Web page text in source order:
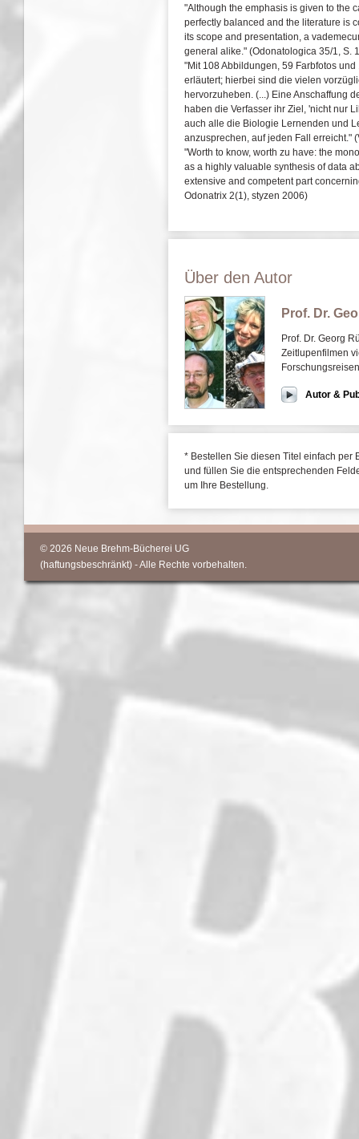
"Although the emphasis is given to the
perfectly balanced and the literature is
its scope and presentation, a
general alike." (Odonatologica 35/1, S.
"Mit 108 Abbildungen, 59 Farbfotos
erläutert; hierbei sind die vielen
hervorzuheben. (...) Eine Anschaffung
haben die Verfasser ihr Ziel, 'nicht nur
auch alle die Biologie Lernenden und
anzusprechen, auf jeden Fall erreicht."
"Worth to know, worth zu have: the
as a highly valuable synthesis of data
extensive and competent part
Odonatrix 2(1), styzen 2006)
Über den Autor
Prof. Dr.
Prof. Dr. Georg
Zeitlupenfilmen
Autor &
* Bestellen Sie diesen Titel einfach per
und füllen Sie die entsprechenden
um Ihre Bestellung.
© 2026 Neue Brehm-Bücherei UG
(haftungsbeschränkt) - Alle Rechte vorbehalten.